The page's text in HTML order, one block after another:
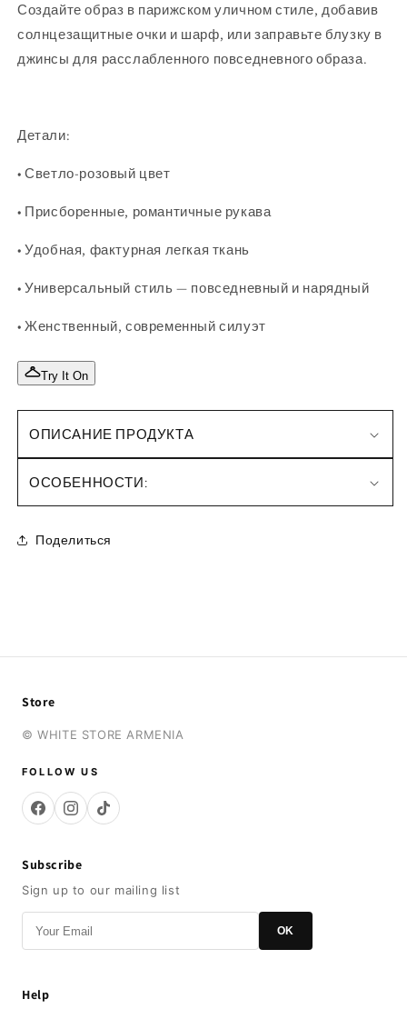
Создайте образ в парижском уличном стиле, добавив
солнцезащитные очки и шарф, или заправьте блузку в
джинсы для расслабленного повседневного образа.
Детали:
• Светло-розовый цвет
• Присборенные, романтичные рукава
• Удобная, фактурная легкая ткань
• Универсальный стиль — повседневный и нарядный
• Женственный, современный силуэт
Try It On
ОПИСАНИЕ ПРОДУКТА
ОСОБЕННОСТИ:
Поделиться
Store
© WHITE STORE ARMENIA
FOLLOW US
Subscribe
Sign up to our mailing list
OK
Help